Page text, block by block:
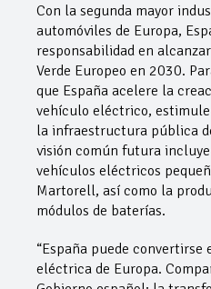
Con la segunda mayor
automóviles de Europa,
responsabilidad en
Verde Europeo en 2030.
que España acelere la
vehículo eléctrico,
la infraestructura pública
visión común futura
vehículos eléctricos
Martorell, así como la
módulos de baterías.
“España puede
eléctrica de Europa.